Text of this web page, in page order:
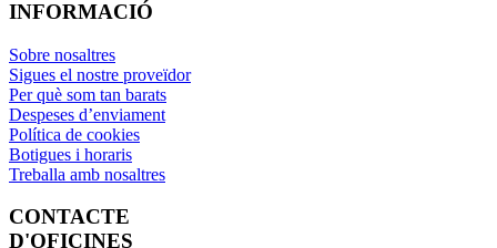
INFORMACIÓ
Sobre nosaltres
Sigues el nostre proveïdor
Per què som tan barats
Despeses d’enviament
Política de cookies
Botigues i horaris
Treballa amb nosaltres
CONTACTE
D'OFICINES